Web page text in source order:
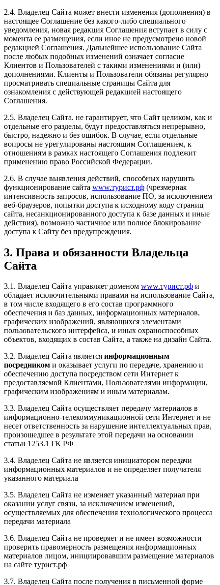
2.4. Владелец Сайта может внести изменения (дополнения) в
настоящее Соглашение без какого-либо специального
уведомления, новая редакция Соглашения вступает в силу с
момента ее размещения, если иное не предусмотрено новой
редакцией Соглашения. Дальнейшее использование Сайта
после любых подобных изменений означает согласие
Клиентов и Пользователей с такими изменениями и (или)
дополнениями. Клиенты и Пользователи обязаны регулярно
просматривать специальные страницы Сайта для
ознакомления с действующей редакцией настоящего
Соглашения.
2.5. Владелец Сайта. не гарантирует, что Сайт целиком, как и
отдельные его разделы, будут предоставляться непрерывно,
быстро, надежно и без ошибок. В случае, если отдельные
вопросы не урегулированы настоящим Соглашением, к
отношениям в рамках настоящего Соглашения подлежит
применению право Российской Федерации.
2.6. В случае выявления действий, способных нарушить
функционирование сайта www.турист.рф (чрезмерная
интенсивность запросов, использование ПО, за исключением
веб-браузеров, попытки доступа к исходному коду страниц
сайта, несанкционированного доступа к базе данных и иные
действия), возможно частичное или полное блокирование
доступа к Сайту без предупреждения.
3. Права и обязанности Владельца
Сайта
3.1. Владелец Сайта управляет доменом www.турист.рф и
обладает исключительными правами на использование Сайта,
в том числе входящего в его состав программного
обеспечения и баз данных, информационных материалов,
графических изображений, являющихся элементами
пользовательского интерфейса, и иных охраноспособных
объектов, входящих в состав Сайта, а также на дизайн Сайта.
3.2. Владелец Сайта является информационным
посредником и оказывает услуги по передаче, хранению и
обеспечению доступа посредством сети Интернет к
предоставляемой Клиентами, Пользователями информации,
графическим изображениям и иным материалам.
3.3. Владелец Сайта осуществляет передачу материалов в
информационно-телекоммуникационной сети Интернет и не
несет ответственность за нарушение интеллектуальных прав,
произошедшее в результате этой передачи на основании
статьи 1253.1 ГК РФ
3.4. Владелец Сайта не является инициатором передачи
информационных материалов и не определяет получателя
указанного материала
3.5. Владелец Сайта не изменяет указанный материал при
оказании услуг связи, за исключением изменений,
осуществляемых для обеспечения технологического процесса
передачи материала
3.6. Владелец Сайта не проверяет и не имеет возможности
проверить правомерность размещения информационных
материалов лицом, инициировавшим размещение материалов
на сайте турист.рф
3.7. Владелец Сайта после получения в письменной форме